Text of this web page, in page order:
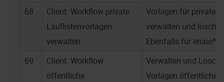
68
Client: Workflow private
Lauflistenvorlagen
verwalten
Vorlagen für private
verwalten und
Ebenfalls für enaio®
69
Client: Workflow
öffentliche
Verwalten und
Vorlagen öffentlicher